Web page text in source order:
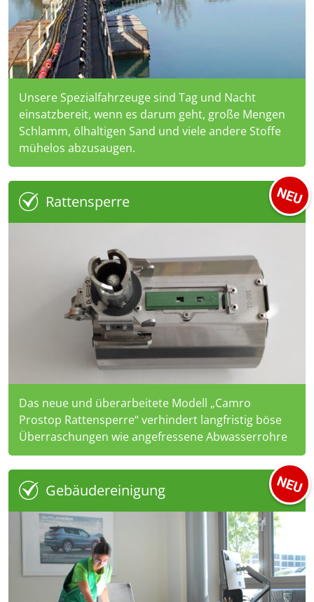
Unsere Spezialfahrzeuge sind Tag und Nacht
einsatzbereit, wenn es darum geht, große Mengen
Schlamm, ölhaltigen Sand und viele andere Stoffe
mühelos abzusaugen.
Rattensperre
Das neue und überarbeitete Modell „Camro
Prostop Rattensperre“ verhindert langfristig böse
Überraschungen wie angefressene Abwasserrohre
Gebäudereinigung